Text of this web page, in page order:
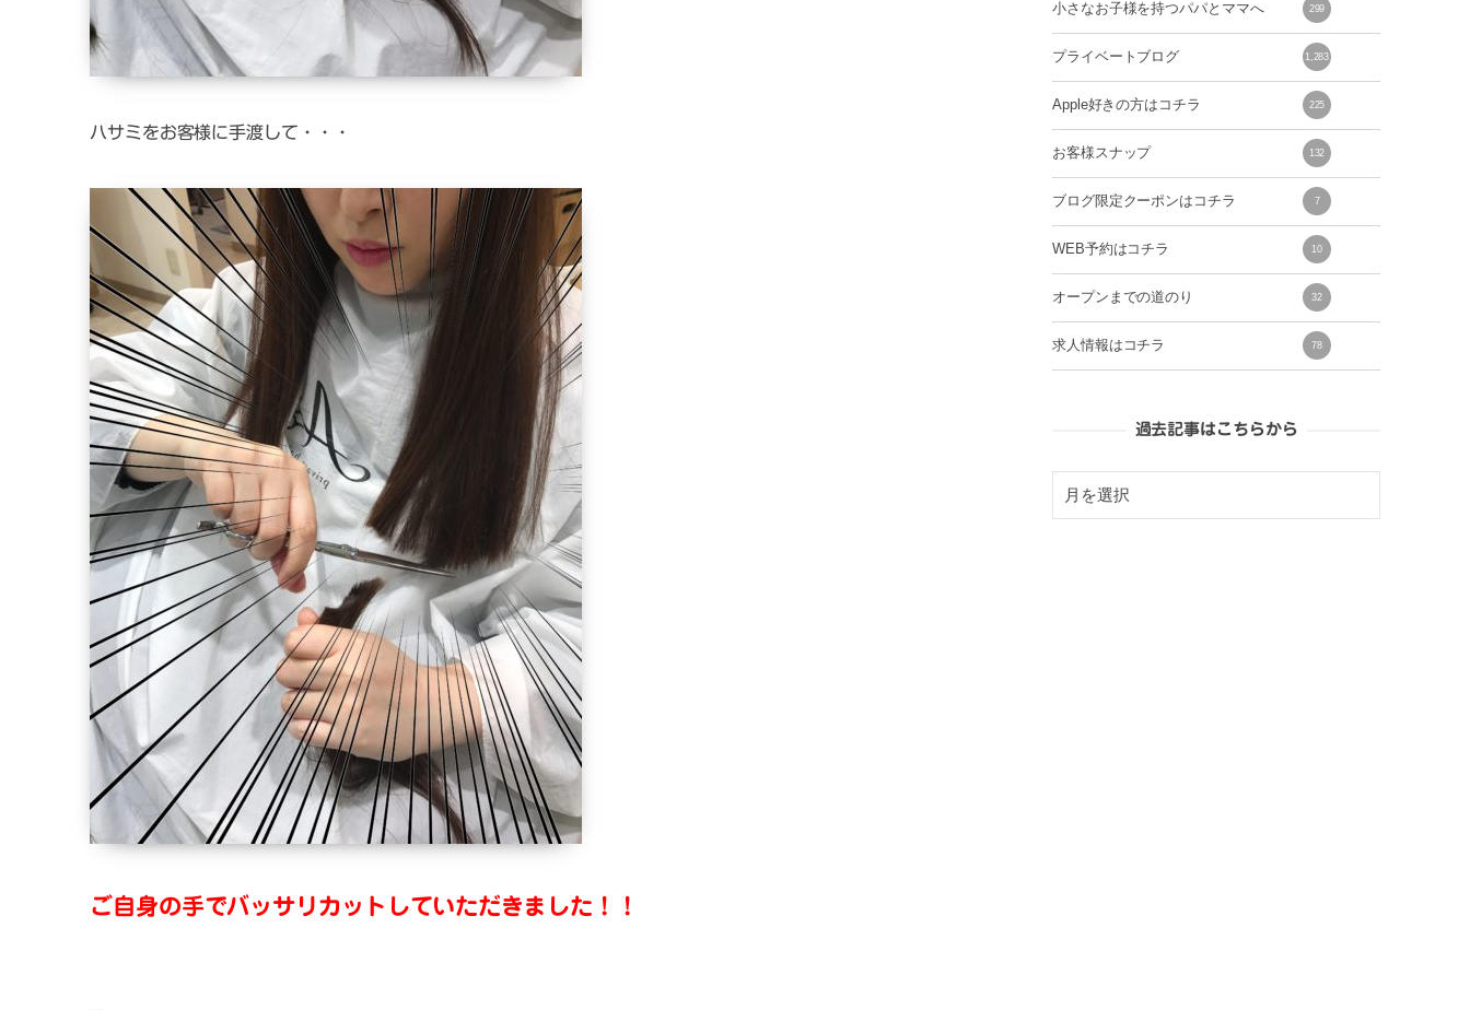
ハサミをお客様に手渡して・・・
ご自身の手でバッサリカットしていただきました！！
小さなお子様を持つパパとママへ 299
プライベートブログ 1,283
Apple好きの方はコチラ 225
お客様スナップ 132
ブログ限定クーポンはコチラ 7
WEB予約はコチラ 10
オープンまでの道のり 32
求人情報はコチラ 78
過去記事はこちらから